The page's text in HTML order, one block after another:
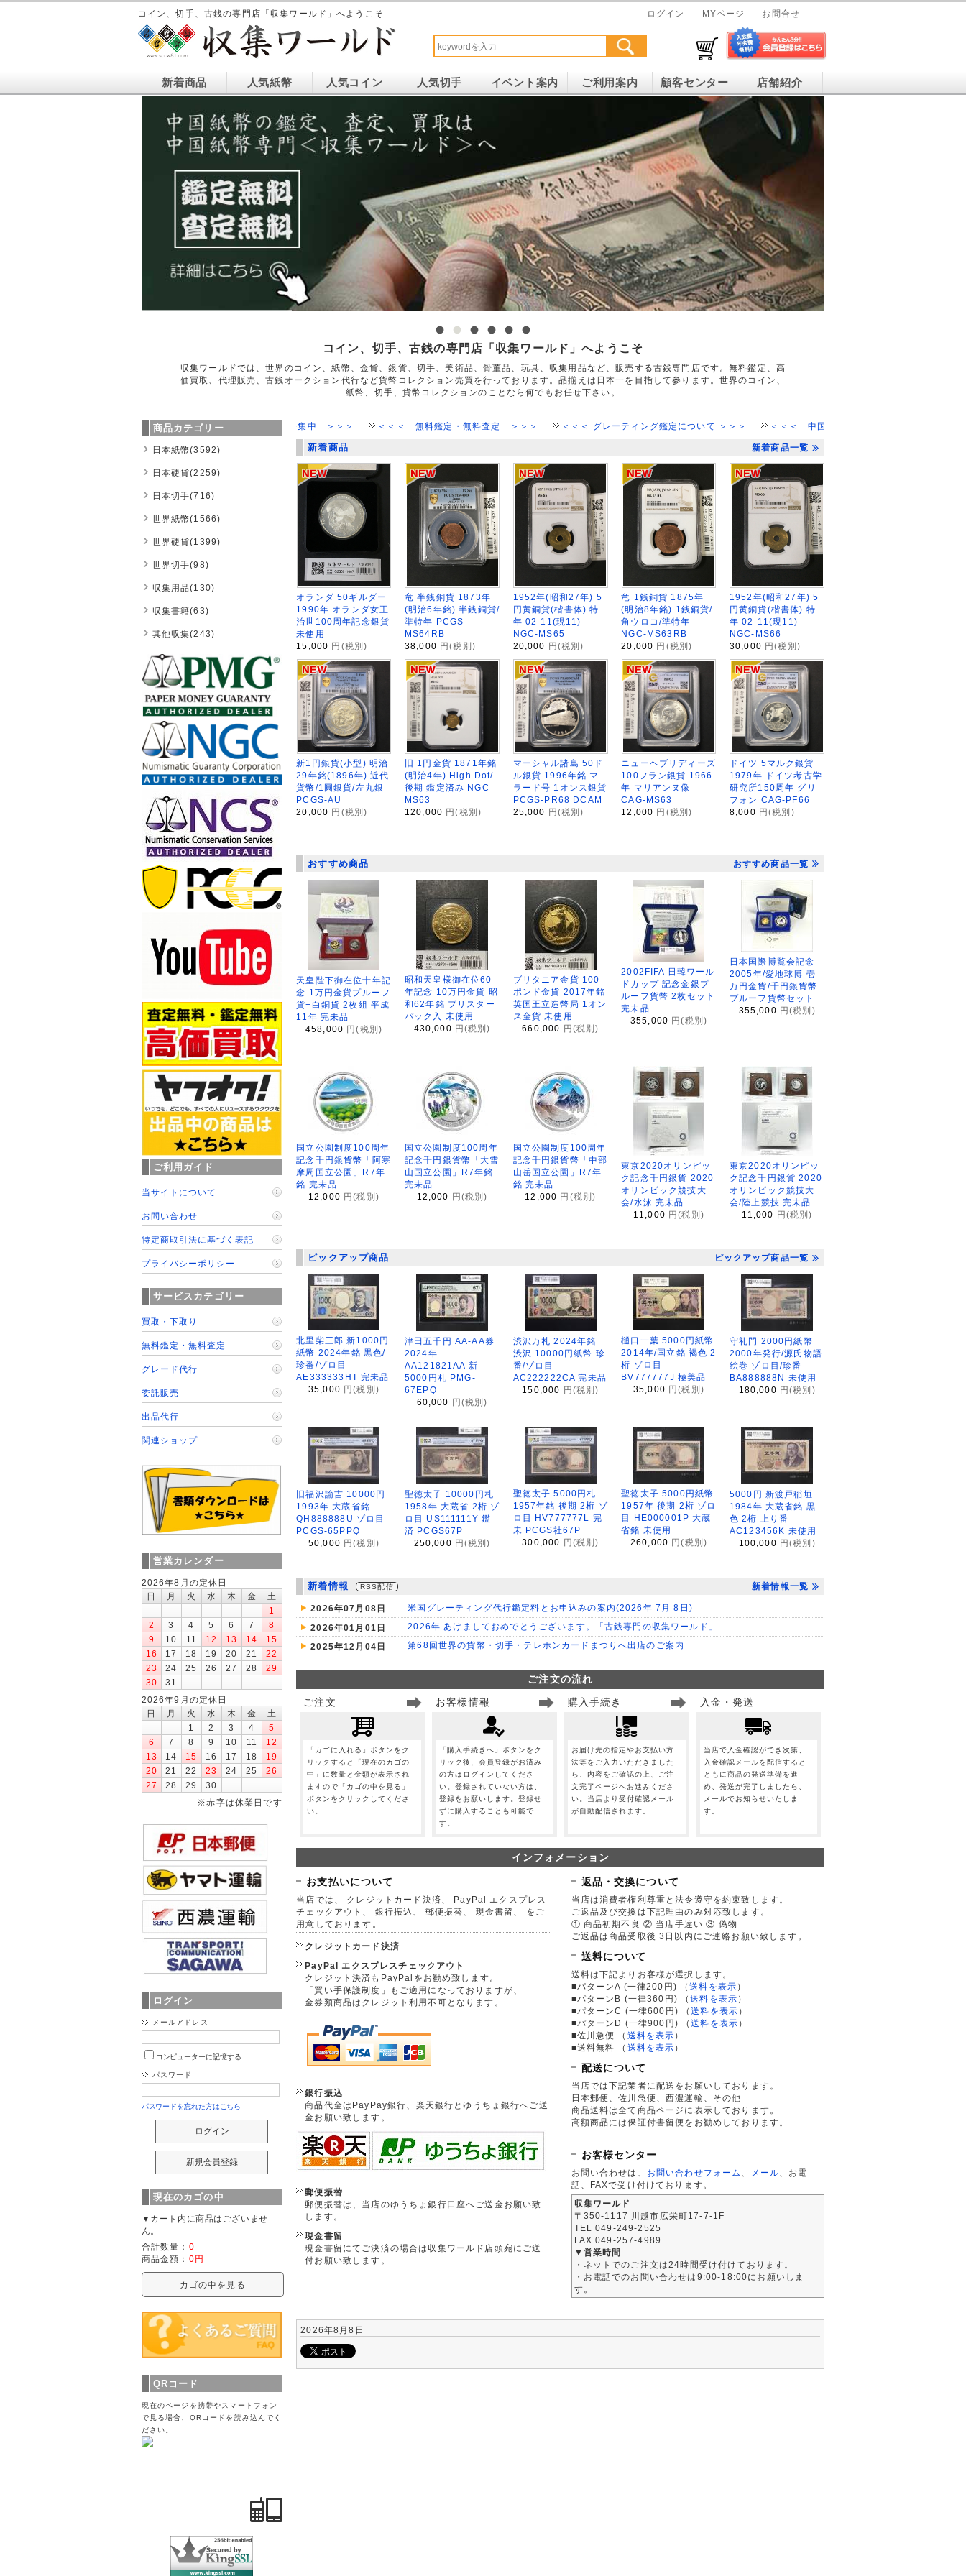
コイン、切手、古銭の専門店「収集ワールド」へようこそ ログイン MYページ お問合せ
新着商品 人気紙幣 人気コイン 人気切手 イベント案内 ご利用案内 顧客センター 店舗紹介
コイン、切手、古銭の専門店「収集ワールド」へようこそ
収集ワールドでは、世界のコイン、紙幣、金貨、銀貨、切手、美術品、骨董品、玩具、収集用品など、販売する古銭専門店です。無料鑑定、高
価買取、代理販売、古銭オークション代行など貨幣コレクション売買を行っております。品揃えは日本一を目指して参ります。世界のコイン、
紙幣、切手、貨幣コレクションのことなら何でもお任せ下さい。
＜＜＜ 新規会員様募集中 ＞＞＞ ＜＜＜ 無料鑑定・無料査定 ＞＞＞ ＜＜＜ グレーティング鑑定について ＞＞＞ ＜＜＜ 中国貨幣、金貨、銀貨、買取強化中 ＞＞＞
新着商品 新着商品一覧
オランダ 50ギルダー
1990年 オランダ女王
治世100周年記念銀貨
未使用
15,000 円(税別)
竜 半銭銅貨 1873年
(明治6年銘) 半銭銅貨/
準特年 PCGS-
MS64RB
38,000 円(税別)
1952年(昭和27年) 5
円黄銅貨(楷書体) 特
年 02-11(現11)
NGC-MS65
20,000 円(税別)
竜 1銭銅貨 1875年
(明治8年銘) 1銭銅貨/
角ウロコ/準特年
NGC-MS63RB
20,000 円(税別)
1952年(昭和27年) 5
円黄銅貨(楷書体) 特
年 02-11(現11)
NGC-MS66
30,000 円(税別)
新1円銀貨(小型) 明治
29年銘(1896年) 近代
貨幣/1圓銀貨/左丸銀
PCGS-AU
20,000 円(税別)
旧 1円金貨 1871年銘
(明治4年) High Dot/
後期 鑑定済み NGC-
MS63
120,000 円(税別)
マーシャル諸島 50ド
ル銀貨 1996年銘 マ
ラード号 1オンス銀貨
PCGS-PR68 DCAM
25,000 円(税別)
ニューヘブリディーズ
100フラン銀貨 1966
年 マリアンヌ像
CAG-MS63
12,000 円(税別)
ドイツ 5マルク銀貨
1979年 ドイツ考古学
研究所150周年 グリ
フォン CAG-PF66
8,000 円(税別)
おすすめ商品 おすすめ商品一覧
天皇陛下御在位十年記
念 1万円金貨プルーフ
貨+白銅貨 2枚組 平成
11年 完未品
458,000 円(税別)
昭和天皇様御在位60
年記念 10万円金貨 昭
和62年銘 ブリスター
パック入 未使用
430,000 円(税別)
ブリタニア金貨 100
ポンド金貨 2017年銘
英国王立造幣局 1オン
ス金貨 未使用
660,000
円(税別)
2002FIFA 日韓ワール
ドカップ 記念金銀プ
ルーフ貨幣 2枚セット
完未品
355,000 円(税別)
日本国際博覧会記念
2005年/愛地球博 壱
万円金貨/千円銀貨幣
プルーフ貨幣セット
355,000 円(税別)
国立公園制度100周年
記念千円銀貨幣「阿寒
摩周国立公園」R7年
銘 完未品
12,000 円(税別)
国立公園制度100周年
記念千円銀貨幣「大雪
山国立公園」R7年銘
完未品
12,000 円(税別)
国立公園制度100周年
記念千円銀貨幣「中部
山岳国立公園」R7年
銘 完未品
12,000 円(税別)
東京2020オリンピッ
ク記念千円銀貨 2020
オリンピック競技大
会/水泳 完未品
11,000 円(税別)
東京2020オリンピッ
ク記念千円銀貨 2020
オリンピック競技大
会/陸上競技 完未品
11,000 円(税別)
ピックアップ商品 ピックアップ商品一覧
北里柴三郎 新1000円
紙幣 2024年銘 黒色/
珍番/ゾロ目
AE333333HT 完未品
35,000 円(税別)
津田五千円 AA-AA券
2024年
AA121821AA 新
5000円札 PMG-
67EPQ
60,000
円(税別)
渋沢万札 2024年銘
渋沢 10000円紙幣 珍
番/ゾロ目
AC222222CA 完未品
150,000
円(税別)
樋口一葉 5000円紙幣
2014年/国立銘 褐色 2
桁 ゾロ目
BV777777J 極美品
35,000 円(税別)
守礼門 2000円紙幣
2000年発行/源氏物語
絵巻 ゾロ目/珍番
BA888888N 未使用
180,000 円(税別)
旧福沢諭吉 10000円
1993年 大蔵省銘
QH888888U ゾロ目
PCGS-65PPQ
50,000 円(税別)
聖徳太子 10000円札
1958年 大蔵省 2桁 ゾ
ロ目 US111111Y 鑑
済 PCGS67P
250,000 円(税別)
聖徳太子 5000円札
1957年銘 後期 2桁 ゾ
ロ目 HV777777L 完
未 PCGS社67P
300,000
円(税別)
聖徳太子 5000円紙幣
1957年 後期 2桁 ゾロ
目 HE000001P 大蔵
省銘 未使用
260,000 円(税別)
5000円 新渡戸稲垣
1984年 大蔵省銘 黒
色 2桁 上り番
AC123456K 未使用
100,000 円(税別)
新着情報 RSS配信 新着情報一覧
2026年07月08日 米国グレーティング代行鑑定料とお申込みの案内(2026年 7月 8日)
2026年01月01日 2026年 あけましておめでとうございます。「古銭専門の収集ワールド」
2025年12月04日 第68回世界の貨幣・切手・テレホンカードまつりへ出店のご案内
ご注文の流れ
ご注文
「カゴに入れる」ボタンをク
リックすると「現在のカゴの
中」に数量と金額が表示され
ますので「カゴの中を見る」
ボタンをクリックしてくださ
い。
お客様情報
「購入手続きへ」ボタンをク
リック後、会員登録がお済み
の方はログインしてくださ
い。登録されていない方は、
登録をお願いします。登録せ
ずに購入することも可能で
す。
購入手続き
お届け先の指定やお支払い方
法等をご入力いただきました
ら、内容をご確認の上、ご注
文完了ページへお進みくださ
い。当店より受付確認メール
が自動配信されます。
入金・発送
当店で入金確認ができ次第、
入金確認メールを配信すると
ともに商品の発送準備を進
め、発送が完了しましたら、
メールでお知らせいたしま
す。
インフォメーション
お支払いについて
当店では、 クレジットカード決済、 PayPal エクスプレス
チェックアウト、 銀行振込、 郵便振替、 現金書留、 をご
用意しております。
クレジットカード決済
PayPal エクスプレスチェックアウト
クレジット決済もPayPalをお勧め致します。
「買い手保護制度」もご適用になっておりますが、
金券類商品はクレジット利用不可となります。
銀行振込
商品代金はPayPay銀行、楽天銀行とゆうちょ銀行へご送
金お願い致します。
郵便振替
郵便振替は、当店のゆうちょ銀行口座へご送金お願い致
します。
現金書留
現金書留にてご決済の場合は収集ワールド店頭宛にご送
付お願い致します。
返品・交換について
当店は消費者権利尊重と法令遵守を約束致します。
ご返品及び交換は下記理由のみ対応致します。
① 商品初期不良 ② 当店手違い ③ 偽物
ご返品は商品受取後 3日以内にご連絡お願い致します。
送料について
送料は下記よりお客様が選択します。
■パターンA (一律200円)
（送料を表示 ）
■パターンB (一律360円)
（送料を表示 ）
■パターンC (一律600円)
（送料を表示 ）
■パターンD (一律900円)
（送料を表示 ）
■佐川急便
（ 送料を表示 ）
■送料無料
（ 送料を表示 ）
配送について
当店では下記業者に配送をお願いしております。
日本郵便、佐川急便、西濃運輸、その他
商品送料は全て商品ページに表示しております。
高額商品には保証付書留便をお勧めしております。
お客様センター
お問い合わせは、 お問い合わせフォーム メール 、お電
話、FAXで受け付けております。
収集ワールド
〒350-1117 川越市広栄町17-7-1F
TEL 049-249-2525
FAX 049-257-4989
▼営業時間
・ネットでのご注文は24時間受け付けております。
・お電話でのお問い合わせは9:00-18:00にお願いしま
す。
2026年8月8日
商品カテゴリー
日本紙幣(3592)
日本硬貨(2259)
日本切手(716)
世界紙幣(1566)
世界硬貨(1399)
世界切手(98)
収集用品(130)
収集書籍(63)
其他収集(243)
ご利用ガイド
当サイトについて
お問い合わせ
特定商取引法に基づく表記
プライバシーポリシー
サービスカテゴリー
買取・下取り
無料鑑定・無料査定
グレード代行
委託販売
出品代行
関連ショップ
営業カレンダー
2026年8月の定休日
日
月 火 水 木 金
土
1
2
3 4 5 6 7
8
9
10 11 12 13 14
15
16
17 18 19 20 21
22
23
24 25 26 27 28
29
30
31
2026年9月の定休日
日
月 火 水 木 金
土
1
2 3 4
5
6
7 8 9 10 11
12
13
14 15 16 17 18
19
20
21 22 23 24 25
26
27
28 29
30
※赤字は休業日です
ログイン
メールアドレス
コンピューターに記憶する
パスワード
パスワードを忘れた方はこちら
現在のカゴの中
▼カート内に商品はございませ
ん。
合計数量： 0
商品金額： 0円
カゴの中を見る
QRコード
現在のページを携帯やスマートフォン
で見る場合、QRコードを読み込んでく
ださい。